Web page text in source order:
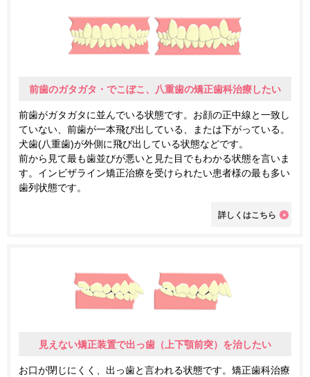
前歯のガタガタ・でこぼこ、八重歯の矯正歯科治療したい
前歯がガタガタに並んでいる状態です。お顔の正中線と一致し
ていない、前歯が一本飛び出している、または下がっている。
犬歯(八重歯)が外側に飛び出している状態などです。
前から見て最も歯並びが悪いと見た目でもわかる状態を言いま
す。インビザライン矯正治療を受けられたい患者様の最も多い
歯列状態です。
詳しくはこちら
見えない矯正装置で出っ歯（上下顎前突）を治したい
お口が閉じにくく、出っ歯と言われる状態です。矯正歯科治療